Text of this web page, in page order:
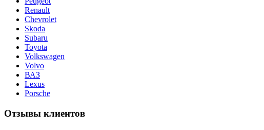
Renault
Chevrolet
Skoda
Subaru
Toyota
Volkswagen
Volvo
ВАЗ
Lexus
Porsche
Отзывы клиентов